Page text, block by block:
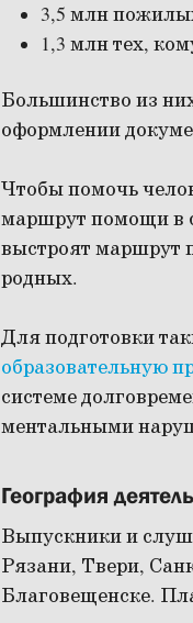
3,5 млн
1,3 млн тех,
Большинство из
оформлении
Чтобы помочь
маршрут помощи в
выстроят маршрут
родных.
Для подготовки
образовательную
системе
ментальными
География
Выпускники и
Рязани, Твери,
Благовещенске.